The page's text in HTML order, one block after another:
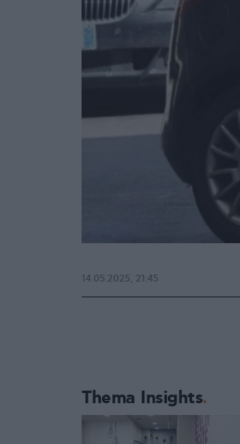
14.05.2025, 21:45
Thema Insights